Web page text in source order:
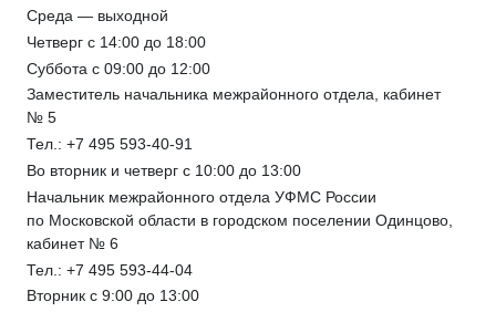
Среда — выходной
Четверг с 14:00 до 18:00
Суббота с 09:00 до 12:00
Заместитель начальника межрайонного отдела, кабинет
№ 5
Тел.: +7 495 593-40-91
Во вторник и четверг с 10:00 до 13:00
Начальник межрайонного отдела УФМС России
по Московской области в городском поселении Одинцово,
кабинет № 6
Тел.: +7 495 593-44-04
Вторник с 9:00 до 13:00